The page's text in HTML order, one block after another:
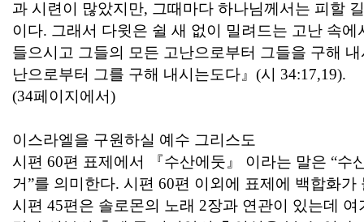
과 시련이 많았지만, 그때마다 하나님께서는 피할
이다. 그래서 다윗은 쉴 새 없이 밀려드는 고난 속
들으시고 그들의 모든 고난으로부터 그들을 구해
난으로부터 그를 구해 내시는도다 』 (시 34:17,19).
(34페이지에서)
이스라엘을 구원하실 예수 그리스도
시편 60편 표제에서 『수산에둣 』 이라는 말은 “수
거”를 의미한다. 시편 60편 이외에 표제에 백합화
시편 45편은 솔로몬의 노래 2장과 연관이 있는데